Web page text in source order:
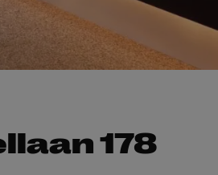
178